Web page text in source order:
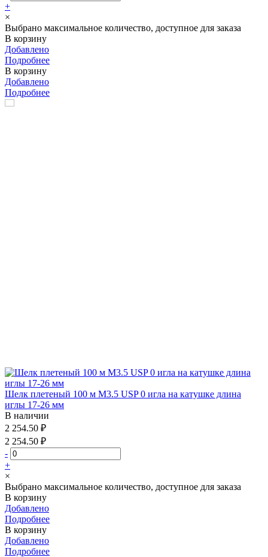
+
×
Выбрано максимальное количество, доступное для заказа
В корзину
Добавлено
Подробнее
В корзину
Добавлено
Подробнее
Шелк плетеный 100 м М3.5 USP 0 игла на катушке длина
иглы 17-26 мм
В наличии
2 254.50 ₽
2 254.50 ₽
-
+
×
Выбрано максимальное количество, доступное для заказа
В корзину
Добавлено
Подробнее
В корзину
Добавлено
Подробнее